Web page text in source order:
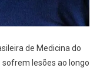
de Medicina do
sofrem lesões ao longo